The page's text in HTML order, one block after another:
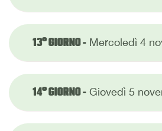
13° GIORNO - Mercoledì 4
14° GIORNO - Giovedì 5